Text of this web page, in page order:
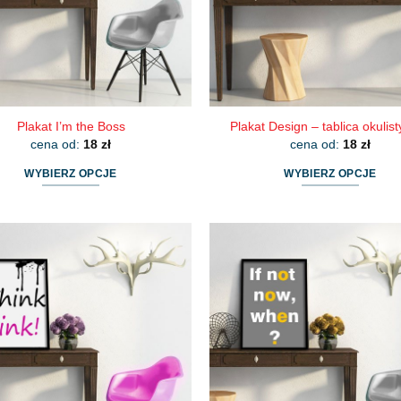
Plakat I’m the Boss
cena od: 18 zł
WYBIERZ OPCJE
wiele
wariantów.
można
wybrać
stronie
Plakat Design – tablica
cena od: 18 zł
WYBIERZ OPCJE
wiele
wariantów.
można
wybrać
stronie